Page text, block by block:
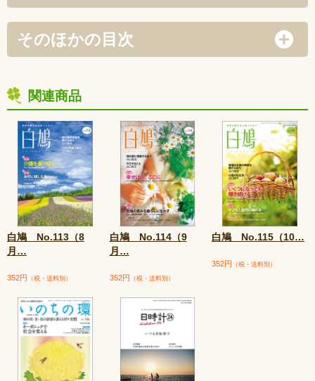
そのほかの目次
関連商品
白鳩 No.113（8
月 …
352円 （税・送料別）
白鳩 No.114（9
月 …
352円 （税・送料別）
白鳩 No.115（10…
352円 （税・送料別）